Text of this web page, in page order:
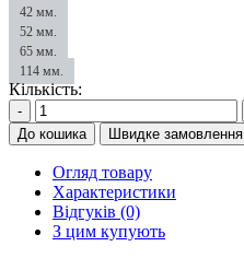
42 мм.
52 мм.
65 мм.
114 мм.
Кількість:
-
До кошика
Швидке замовлення
Огляд товару
Характеристики
Відгуків (0)
З цим купують